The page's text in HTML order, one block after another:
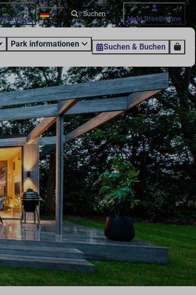
WhatsApp Mein BreeBronne
Park informationen Suchen & Buchen